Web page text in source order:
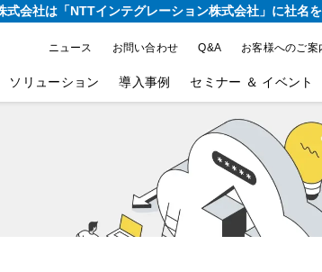
式会社は「NTTインテグレーション株式会社」に社名を
ニュース お問い合わせ Q&A お客様へのご案
ソリューション 導入事例 セミナー ＆ イベント